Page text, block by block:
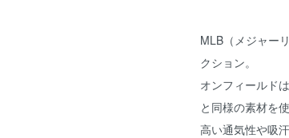
MLB（メジャー
クション。
オンフィールド
と同様の素材を
高い通気性や吸